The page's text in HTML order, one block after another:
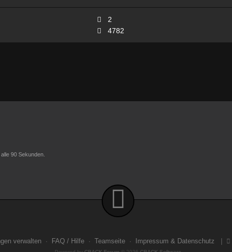
2
4782
90 Sekunden.
verwalten· FAQ / Hilfe· Teamseite· Impressum & Datenschutz